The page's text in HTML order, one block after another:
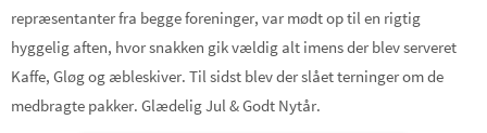
repræsentanter fra begge foreninger, var mødt op til en rigtig
hyggelig aften, hvor snakken gik vældig alt imens der blev serveret
Kaffe, Gløg og æbleskiver. Til sidst blev der slået terninger om de
medbragte pakker. Glædelig Jul & Godt Nytår.